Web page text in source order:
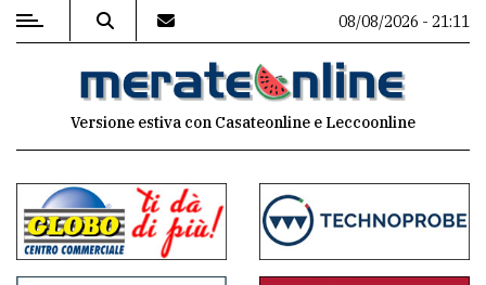
MENU
commenti
Contenuti
08/08/2026 - 21:11
Versione estiva con Casateonline e Leccoonline